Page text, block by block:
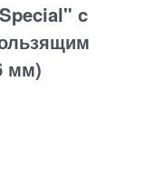
c
мм)